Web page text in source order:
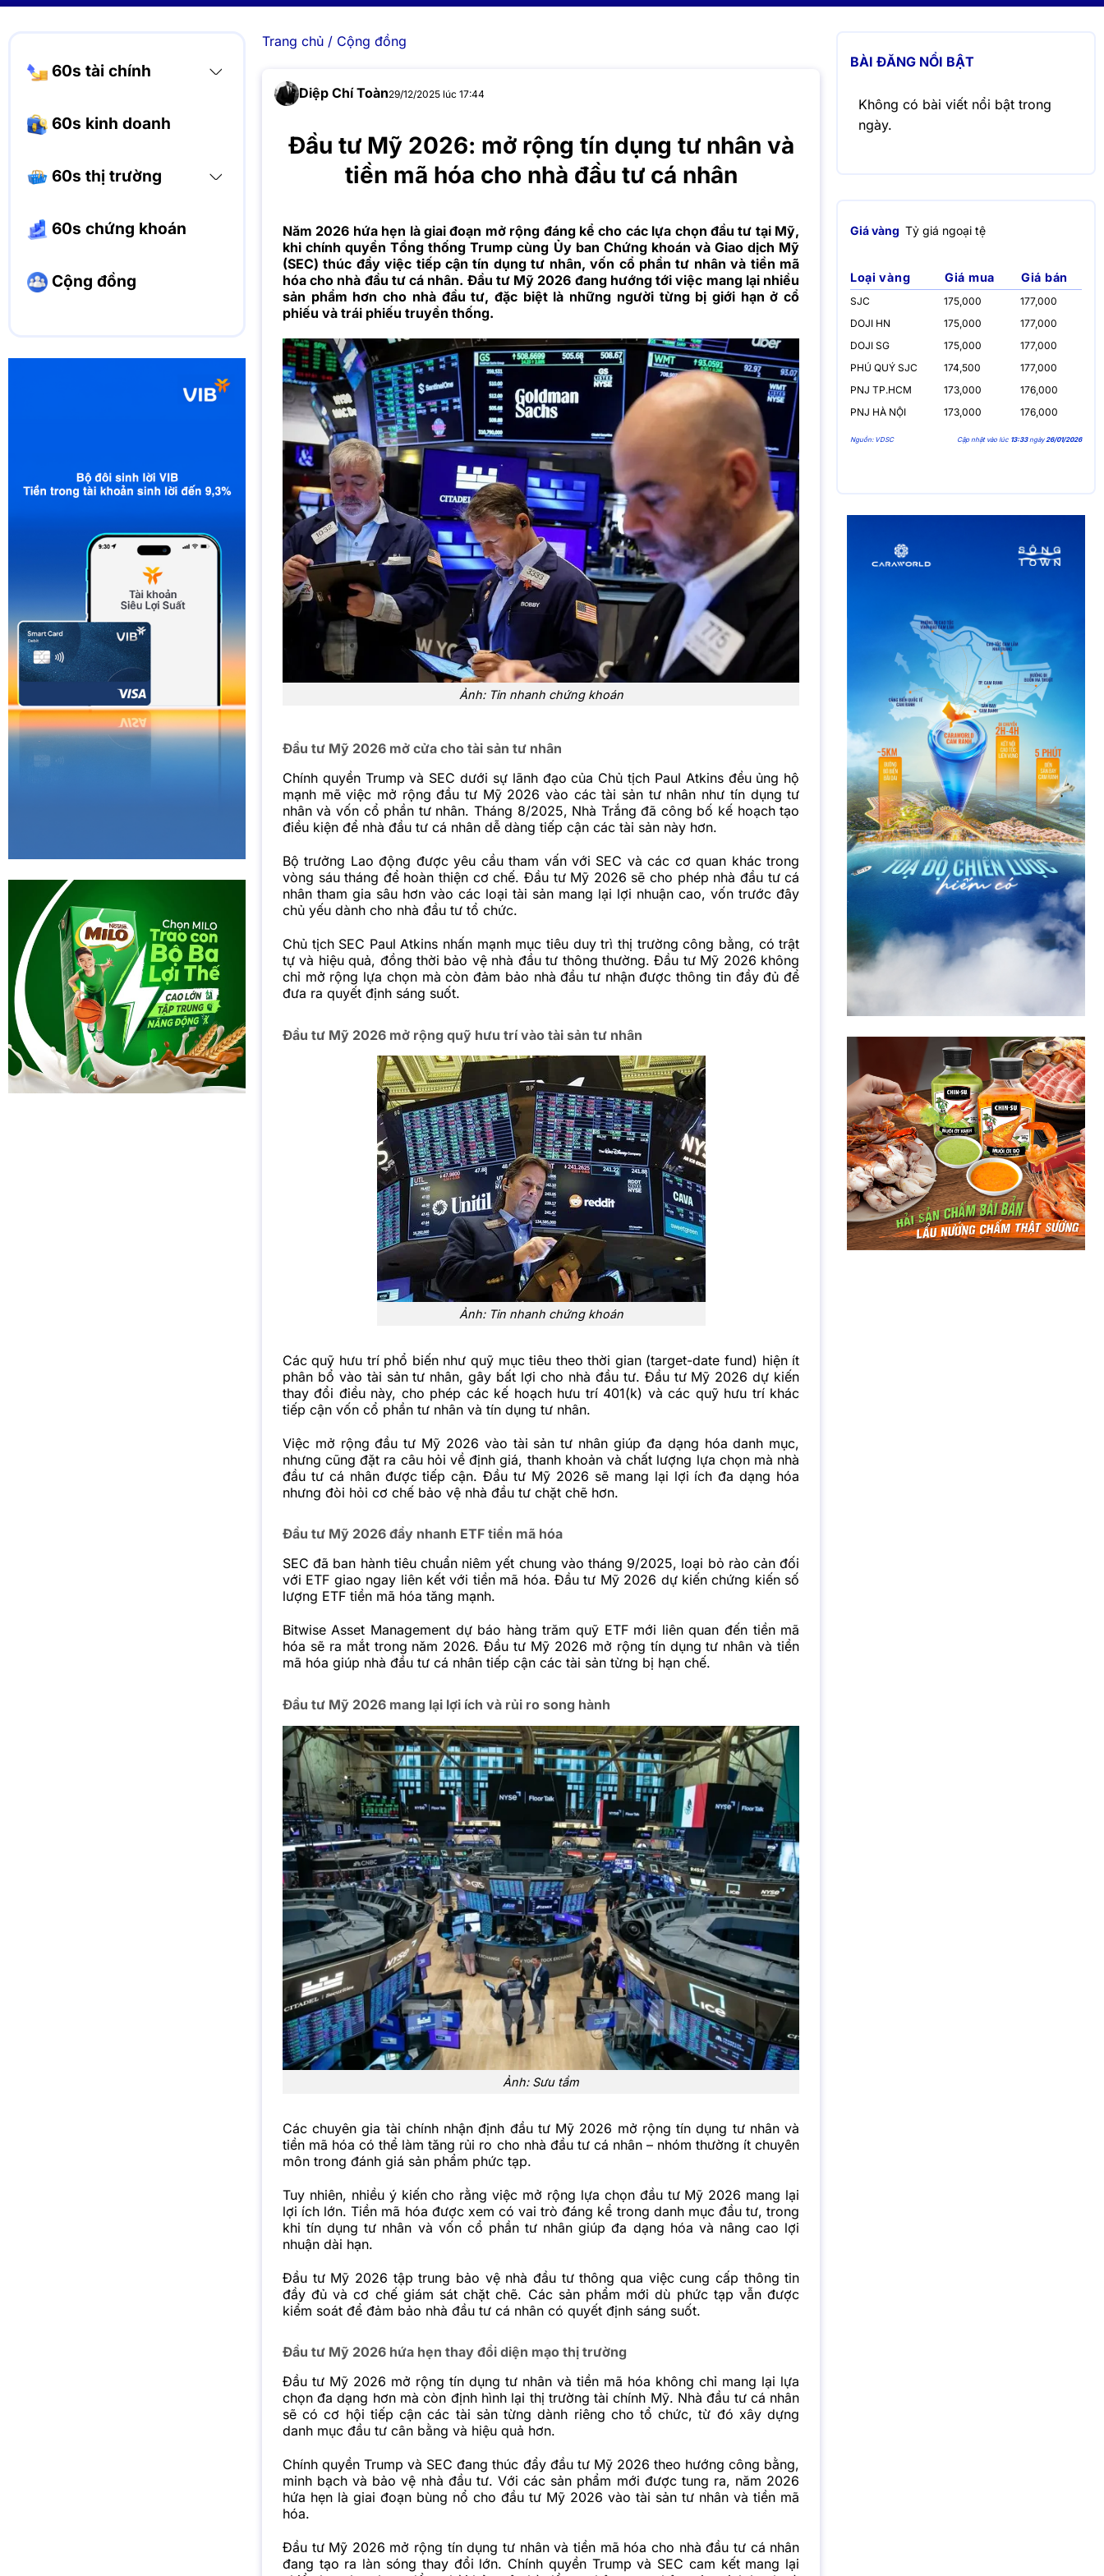
60s tài chính
60s kinh doanh
60s thị trường
60s chứng khoán
Cộng đồng
Trang chủ/ Cộng đồng
Diệp Chí Toàn29/12/2025 lúc 17:44
Đầu tư Mỹ 2026: mở rộng tín dụng tư nhân và
tiền mã hóa cho nhà đầu tư cá nhân
Năm 2026 hứa hẹn là giai đoạn mở rộng đáng kể cho các lựa chọn đầu tư tại Mỹ,
khi chính quyền Tổng thống Trump cùng Ủy ban Chứng khoán và Giao dịch Mỹ
(SEC) thúc đẩy việc tiếp cận tín dụng tư nhân, vốn cổ phần tư nhân và tiền mã
hóa cho nhà đầu tư cá nhân. Đầu tư Mỹ 2026 đang hướng tới việc mang lại nhiều
sản phẩm hơn cho nhà đầu tư, đặc biệt là những người từng bị giới hạn ở cổ
phiếu và trái phiếu truyền thống.
Ảnh: Tin nhanh chứng khoán
Đầu tư Mỹ 2026 mở cửa cho tài sản tư nhân
Chính quyền Trump và SEC dưới sự lãnh đạo của Chủ tịch Paul Atkins đều ủng hộ
mạnh mẽ việc mở rộng đầu tư Mỹ 2026 vào các tài sản tư nhân như tín dụng tư
nhân và vốn cổ phần tư nhân. Tháng 8/2025, Nhà Trắng đã công bố kế hoạch tạo
điều kiện để nhà đầu tư cá nhân dễ dàng tiếp cận các tài sản này hơn.
Bộ trưởng Lao động được yêu cầu tham vấn với SEC và các cơ quan khác trong
vòng sáu tháng để hoàn thiện cơ chế. Đầu tư Mỹ 2026 sẽ cho phép nhà đầu tư cá
nhân tham gia sâu hơn vào các loại tài sản mang lại lợi nhuận cao, vốn trước đây
chủ yếu dành cho nhà đầu tư tổ chức.
Chủ tịch SEC Paul Atkins nhấn mạnh mục tiêu duy trì thị trường công bằng, có trật
tự và hiệu quả, đồng thời bảo vệ nhà đầu tư thông thường. Đầu tư Mỹ 2026 không
chỉ mở rộng lựa chọn mà còn đảm bảo nhà đầu tư nhận được thông tin đầy đủ để
đưa ra quyết định sáng suốt.
Đầu tư Mỹ 2026 mở rộng quỹ hưu trí vào tài sản tư nhân
Ảnh: Tin nhanh chứng khoán
Các quỹ hưu trí phổ biến như quỹ mục tiêu theo thời gian (target-date fund) hiện ít
phân bổ vào tài sản tư nhân, gây bất lợi cho nhà đầu tư. Đầu tư Mỹ 2026 dự kiến
thay đổi điều này, cho phép các kế hoạch hưu trí 401(k) và các quỹ hưu trí khác
tiếp cận vốn cổ phần tư nhân và tín dụng tư nhân.
Việc mở rộng đầu tư Mỹ 2026 vào tài sản tư nhân giúp đa dạng hóa danh mục,
nhưng cũng đặt ra câu hỏi về định giá, thanh khoản và chất lượng lựa chọn mà nhà
đầu tư cá nhân được tiếp cận. Đầu tư Mỹ 2026 sẽ mang lại lợi ích đa dạng hóa
nhưng đòi hỏi cơ chế bảo vệ nhà đầu tư chặt chẽ hơn.
Đầu tư Mỹ 2026 đẩy nhanh ETF tiền mã hóa
SEC đã ban hành tiêu chuẩn niêm yết chung vào tháng 9/2025, loại bỏ rào cản đối
với ETF giao ngay liên kết với tiền mã hóa. Đầu tư Mỹ 2026 dự kiến chứng kiến số
lượng ETF tiền mã hóa tăng mạnh.
Bitwise Asset Management dự báo hàng trăm quỹ ETF mới liên quan đến tiền mã
hóa sẽ ra mắt trong năm 2026. Đầu tư Mỹ 2026 mở rộng tín dụng tư nhân và tiền
mã hóa giúp nhà đầu tư cá nhân tiếp cận các tài sản từng bị hạn chế.
Đầu tư Mỹ 2026 mang lại lợi ích và rủi ro song hành
Ảnh: Sưu tầm
Các chuyên gia tài chính nhận định đầu tư Mỹ 2026 mở rộng tín dụng tư nhân và
tiền mã hóa có thể làm tăng rủi ro cho nhà đầu tư cá nhân – nhóm thường ít chuyên
môn trong đánh giá sản phẩm phức tạp.
Tuy nhiên, nhiều ý kiến cho rằng việc mở rộng lựa chọn đầu tư Mỹ 2026 mang lại
lợi ích lớn. Tiền mã hóa được xem có vai trò đáng kể trong danh mục đầu tư, trong
khi tín dụng tư nhân và vốn cổ phần tư nhân giúp đa dạng hóa và nâng cao lợi
nhuận dài hạn.
Đầu tư Mỹ 2026 tập trung bảo vệ nhà đầu tư thông qua việc cung cấp thông tin
đầy đủ và cơ chế giám sát chặt chẽ. Các sản phẩm mới dù phức tạp vẫn được
kiểm soát để đảm bảo nhà đầu tư cá nhân có quyết định sáng suốt.
Đầu tư Mỹ 2026 hứa hẹn thay đổi diện mạo thị trường
Đầu tư Mỹ 2026 mở rộng tín dụng tư nhân và tiền mã hóa không chỉ mang lại lựa
chọn đa dạng hơn mà còn định hình lại thị trường tài chính Mỹ. Nhà đầu tư cá nhân
sẽ có cơ hội tiếp cận các tài sản từng dành riêng cho tổ chức, từ đó xây dựng
danh mục đầu tư cân bằng và hiệu quả hơn.
Chính quyền Trump và SEC đang thúc đẩy đầu tư Mỹ 2026 theo hướng công bằng,
minh bạch và bảo vệ nhà đầu tư. Với các sản phẩm mới được tung ra, năm 2026
hứa hẹn là giai đoạn bùng nổ cho đầu tư Mỹ 2026 vào tài sản tư nhân và tiền mã
hóa.
Đầu tư Mỹ 2026 mở rộng tín dụng tư nhân và tiền mã hóa cho nhà đầu tư cá nhân
đang tạo ra làn sóng thay đổi lớn. Chính quyền Trump và SEC cam kết mang lại
BÀI ĐĂNG NỔI BẬT
Không có bài viết nổi bật trong
ngày.
Giá vàng Tỷ giá ngoại tệ
Loại vàng Giá mua Giá bán
SJC 175,000
177,000
DOJI HN
175,000
177,000
DOJI SG
175,000
177,000
PHÚ QUÝ SJC
174,500
177,000
PNJ TP.HCM
173,000
176,000
PNJ HÀ NỘI
173,000 176,000
Nguồn: VDSC Cập nhật vào lúc 13:33ngày26/01/2026